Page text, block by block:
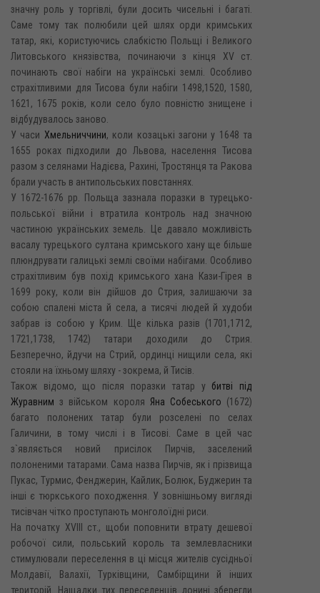
значну роль у торгівлі, були досить чисельні і багаті.
Саме тому так полюбили цей шлях орди кримських
татар, які, користуючись слабкістю Польщі і Великого
Литовського князівства, починаючи з кінця XV ст.
починають свої набіги на українські землі. Особливо
страхітливими для Тисова були набіги 1498,1520, 1580,
1621, 1675 років, коли село було повністю знищене і
відбудувалось заново.
У часи Хмельниччини, коли козацькі загони у 1648 та
1655 роках підходили до Львова, населення Тисова
разом з селянами Надієва, Рахині, Тростянця та Ракова
брали участь в антипольських повстаннях.
У 1672-1676 pp. Польща зазнала поразки в турецько-
польської війни і втратила контроль над значною
частиною українських земель. Це давало можливість
васалу турецького султана кримського хану ще більше
плюндрувати галицькі землі своїми набігами. Особливо
страхітливим був похід кримського хана Кази-Гірея в
1699 року, коли він дійшов до Стрия, залишаючи за
собою спалені міста й села, а тисячі людей й худоби
забрав із собою у Крим. Ще кілька разів (1701,1712,
1721,1738, 1742) татари доходили до Стрия.
Безперечно, йдучи на Стрий, ординці нищили села, які
стояли на їхньому шляху - зокрема, й Тисів.
Також відомо, що після поразки татар убитві під
Журавним з військом короля Яна Собеського (1672)
багато полонених татар були розселені по селах
Галичини, в тому числі і в Тисові. Саме в цей час
з`являється новий присілок Пирчів, заселений
полоненими татарами. Сама назва Пирчів, як і прізвища
Пукас, Турмис, Фенджерин, Кайлик, Болюк, Буджерин та
інші є тюркського походження. У зовнішньому вигляді
тисівчан чітко проступають монголоїдні риси.
На початку XVIII ст., щоби поповнити втрату дешевої
робочої сили, польський король та землевласники
стимулювали переселення в ці місця жителів сусідньої
Молдавії, Валахії, Турківщини, Самбірщини й інших
територій. Нащадки тих переселенців донині зберегли